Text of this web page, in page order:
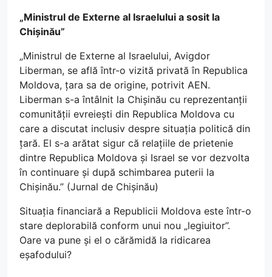
„Ministrul de Externe al Israelului a sosit la
Chișinău”
„Ministrul de Externe al Israelului, Avigdor
Liberman, se află într-o vizită privată în Republica
Moldova, țara sa de origine, potrivit AEN.
Liberman s-a întâlnit la Chișinău cu reprezentanții
comunității evreiești din Republica Moldova cu
care a discutat inclusiv despre situația politică din
țară. El s-a arătat sigur că relațiile de prietenie
dintre Republica Moldova și Israel se vor dezvolta
în continuare și după schimbarea puterii la
Chișinău.” (Jurnal de Chișinău)
Situația financiară a Republicii Moldova este într-o
stare deplorabilă conform unui nou „legiuitor”.
Oare va pune și el o cărămidă la ridicarea
eșafodului?